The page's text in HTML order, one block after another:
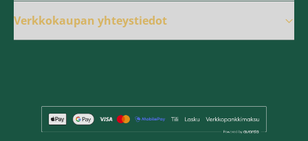
Verkkokaupan yhteystiedot